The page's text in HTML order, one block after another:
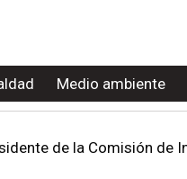
Medio ambiente
de la Comisión de